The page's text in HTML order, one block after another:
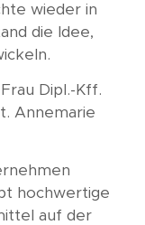
wieder in
die Idee,
Dipl.-Kff.
Annemarie
hochwertige
auf der